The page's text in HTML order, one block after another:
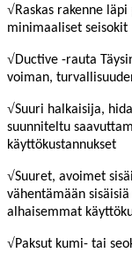
√Raskas rakenne
minimaaliset seisokit
√Ductive -rauta
voiman,
√Suuri halkaisija,
suunniteltu
käyttökustannukset
√Suuret, avoimet
vähentämään
alhaisemmat
√Paksut kumi- tai